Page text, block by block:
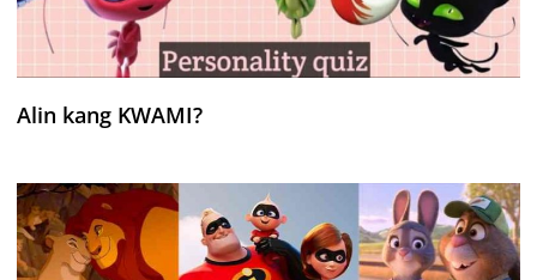
Alin kang KWAMI?